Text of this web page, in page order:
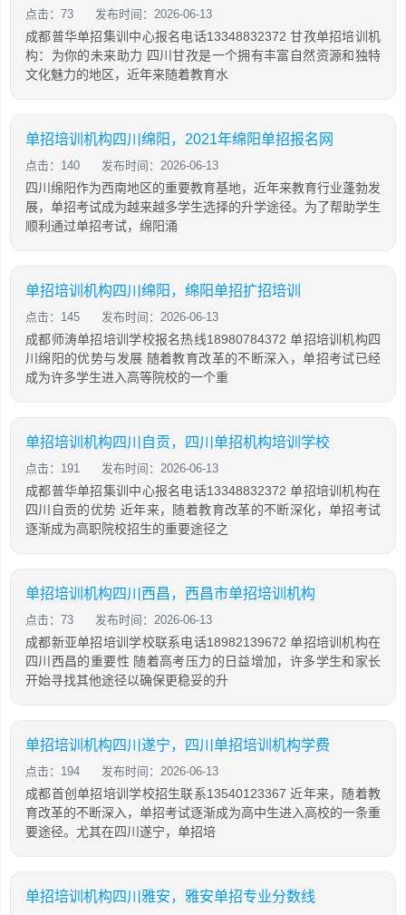
点击：73 发布时间：2026-06-13
成都普华单招集训中心报名电话13348832372 甘孜单招培训机
构：为你的未来助力 四川甘孜是一个拥有丰富自然资源和独特
文化魅力的地区，近年来随着教育水
单招培训机构四川绵阳，2021年绵阳单招报名网
点击：140 发布时间：2026-06-13
四川绵阳作为西南地区的重要教育基地，近年来教育行业蓬勃发
展，单招考试成为越来越多学生选择的升学途径。为了帮助学生
顺利通过单招考试，绵阳涌
单招培训机构四川绵阳，绵阳单招扩招培训
点击：145 发布时间：2026-06-13
成都师涛单招培训学校报名热线18980784372 单招培训机构四
川绵阳的优势与发展 随着教育改革的不断深入，单招考试已经
成为许多学生进入高等院校的一个重
单招培训机构四川自贡，四川单招机构培训学校
点击：191 发布时间：2026-06-13
成都普华单招集训中心报名电话13348832372 单招培训机构在
四川自贡的优势 近年来，随着教育改革的不断深化，单招考试
逐渐成为高职院校招生的重要途径之
单招培训机构四川西昌，西昌市单招培训机构
点击：73 发布时间：2026-06-13
成都新亚单招培训学校联系电话18982139672 单招培训机构在
四川西昌的重要性 随着高考压力的日益增加，许多学生和家长
开始寻找其他途径以确保更稳妥的升
单招培训机构四川遂宁，四川单招培训机构学费
点击：194 发布时间：2026-06-13
成都首创单招培训学校招生联系13540123367 近年来，随着教
育改革的不断深入，单招考试逐渐成为高中生进入高校的一条重
要途径。尤其在四川遂宁，单招培
单招培训机构四川雅安，雅安单招专业分数线